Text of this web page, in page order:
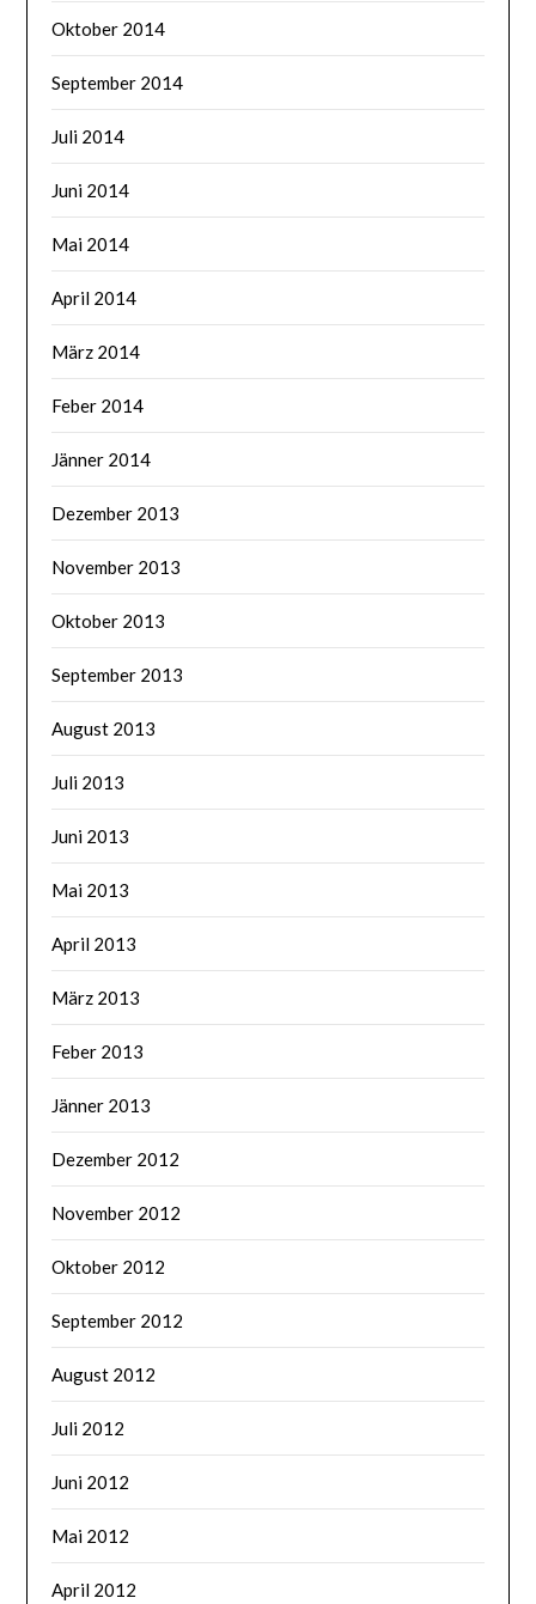
Oktober 2014
September 2014
Juli 2014
Juni 2014
Mai 2014
April 2014
März 2014
Feber 2014
Jänner 2014
Dezember 2013
November 2013
Oktober 2013
September 2013
August 2013
Juli 2013
Juni 2013
Mai 2013
April 2013
März 2013
Feber 2013
Jänner 2013
Dezember 2012
November 2012
Oktober 2012
September 2012
August 2012
Juli 2012
Juni 2012
Mai 2012
April 2012